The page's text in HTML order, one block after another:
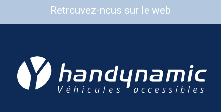
Retrouvez-nous sur le web